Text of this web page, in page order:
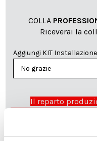
COLLA
Riceverai la
Aggiungi KIT Installazione
Il reparto
spediti